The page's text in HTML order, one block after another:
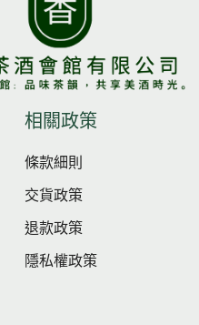
相關政策
條款細則
交貨政策
退款政策
隱私權政策